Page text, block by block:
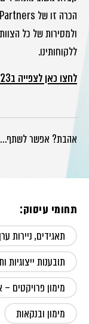
ולמסירות של כל
ללקוחותינו.
לחצו כאן לצפייה בchambers 2023
אהבת? אפשר לשתף…
תחומי עיסוק:
תאגידים, ניירות
תובענות ייצוגיות
מימון פרויקטים –
מימון ובנקאות